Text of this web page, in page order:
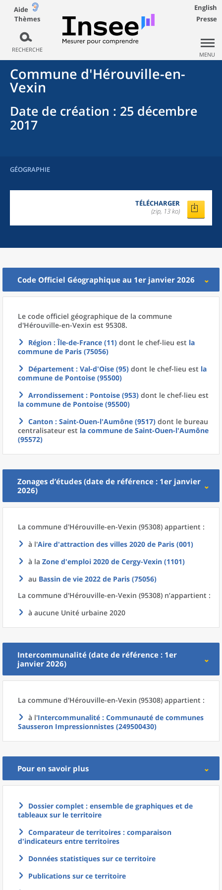
Aide
Thèmes
RECHERCHE
English
Presse
MENU
Commune d'Hérouville-en-
Vexin
Date de création : 25 décembre
2017
GÉOGRAPHIE
TÉLÉCHARGER
(zip, 13 ko)
Code Officiel Géographique au 1er janvier 2026
Le code officiel géographique de la commune
d'Hérouville-en-Vexin est 95308.
Région : Île-de-France (11) dont le chef-lieu est la
commune de Paris (75056)
Département : Val-d'Oise (95) dont le chef-lieu est la
commune de Pontoise (95500)
Arrondissement : Pontoise (953) dont le chef-lieu est
la commune de Pontoise (95500)
Canton : Saint-Ouen-l'Aumône (9517) dont le bureau
centralisateur est la commune de Saint-Ouen-l'Aumône
(95572)
Zonages d’études (date de référence : 1er janvier
2026)
La commune d'Hérouville-en-Vexin (95308) appartient :
à l'Aire d'attraction des villes 2020 de Paris (001)
à la Zone d'emploi 2020 de Cergy-Vexin (1101)
au Bassin de vie 2022 de Paris (75056)
La commune d'Hérouville-en-Vexin (95308) n’appartient :
à aucune Unité urbaine 2020
Intercommunalité (date de référence : 1er
janvier 2026)
La commune d'Hérouville-en-Vexin (95308) appartient :
à l'Intercommunalité : Communauté de communes
Sausseron Impressionnistes (249500430)
Pour en savoir plus
Dossier complet : ensemble de graphiques et de
tableaux sur le territoire
Comparateur de territoires : comparaison
d'indicateurs entre territoires
Données statistiques sur ce territoire
Publications sur ce territoire